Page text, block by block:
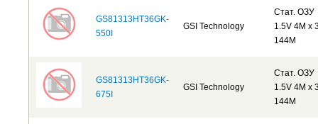
GS81313HT36GK-
550I
GSI Technology
Стат. ОЗУ
1.5V 4M x
144M
GS81313HT36GK-
675I
GSI Technology
Стат. ОЗУ
1.5V 4M x
144M